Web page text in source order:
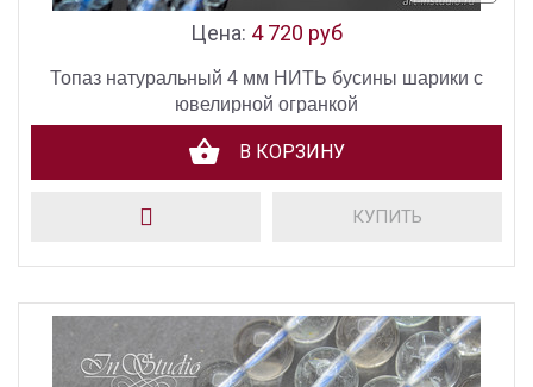
Цена: 4 720 руб
Топаз натуральный 4 мм НИТЬ бусины шарики с
ювелирной огранкой
В КОРЗИНУ
КУПИТЬ